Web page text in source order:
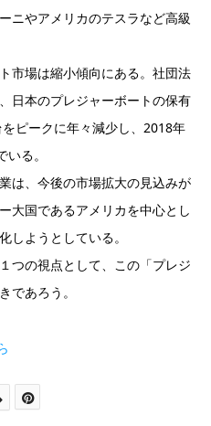
ニやアメリカのテスラなど高級
市場は縮小傾向にある。社団法
日本のプレジャーボートの保有
ピークに年々減少し、2018年
る。
は、今後の市場拡大の見込みが
大国であるアメリカを中心とし
しようとしている。
つの視点として、この「プレジ
であろう。